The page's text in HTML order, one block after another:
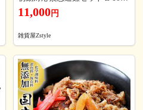
0SP
11,000円
雑貨屋Zstyle